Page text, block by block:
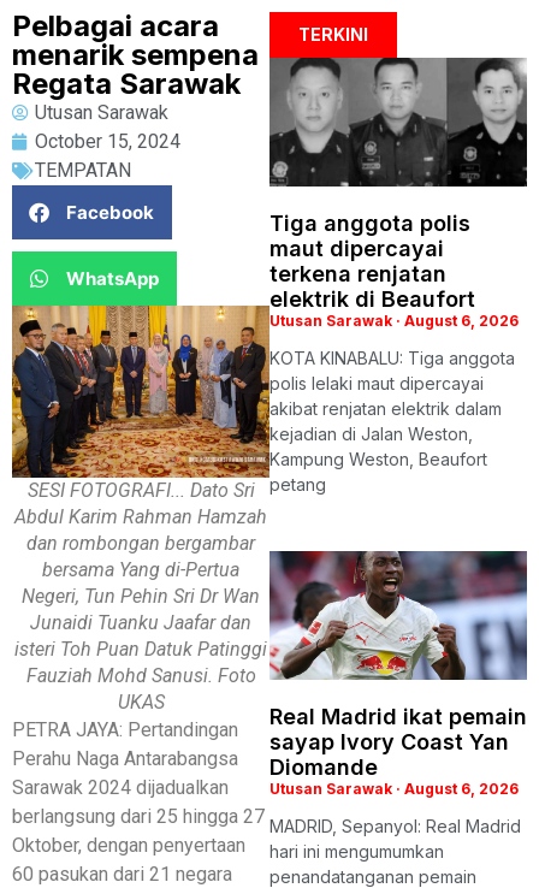
Pelbagai acara
menarik sempena
Regata Sarawak
Utusan Sarawak
October 15, 2024
TEMPATAN
Facebook
WhatsApp
SESI FOTOGRAFI... Dato Sri
Abdul Karim Rahman Hamzah
dan rombongan bergambar
bersama Yang di-Pertua
Negeri, Tun Pehin Sri Dr Wan
Junaidi Tuanku Jaafar dan
isteri Toh Puan Datuk Patinggi
Fauziah Mohd Sanusi. Foto
UKAS
PETRA JAYA: Pertandingan
Perahu Naga Antarabangsa
Sarawak 2024 dijadualkan
berlangsung dari 25 hingga 27
Oktober, dengan penyertaan
60 pasukan dari 21 negara
TERKINI
Tiga anggota polis
maut dipercayai
terkena renjatan
elektrik di Beaufort
Utusan Sarawak August 6, 2026
KOTA KINABALU: Tiga anggota
polis lelaki maut dipercayai
akibat renjatan elektrik dalam
kejadian di Jalan Weston,
Kampung Weston, Beaufort
petang
Real Madrid ikat pemain
sayap Ivory Coast Yan
Diomande
Utusan Sarawak August 6, 2026
MADRID, Sepanyol: Real Madrid
hari ini mengumumkan
penandatanganan pemain